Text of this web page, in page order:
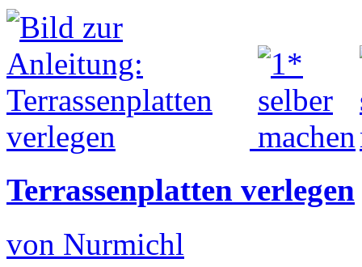
Terrassenplatten verlegen
von Nurmichl